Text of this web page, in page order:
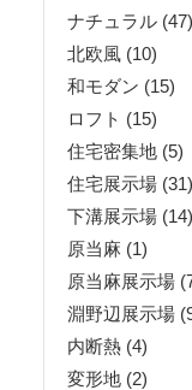
ナチュラル (47)
北欧風 (10)
和モダン (15)
ロフト (15)
住宅密集地 (5)
住宅展示場 (31)
下溝展示場 (14)
原当麻 (1)
原当麻展示場
淵野辺展示場
内断熱 (4)
変形地 (2)